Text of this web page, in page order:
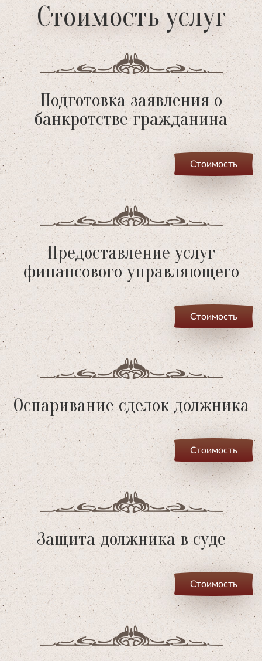
Стоимость услуг
Подготовка заявления о
банкротстве гражданина
Стоимость
Предоставление услуг
финансового управляющего
Стоимость
Оспаривание сделок должника
Стоимость
Защита должника в суде
Стоимость